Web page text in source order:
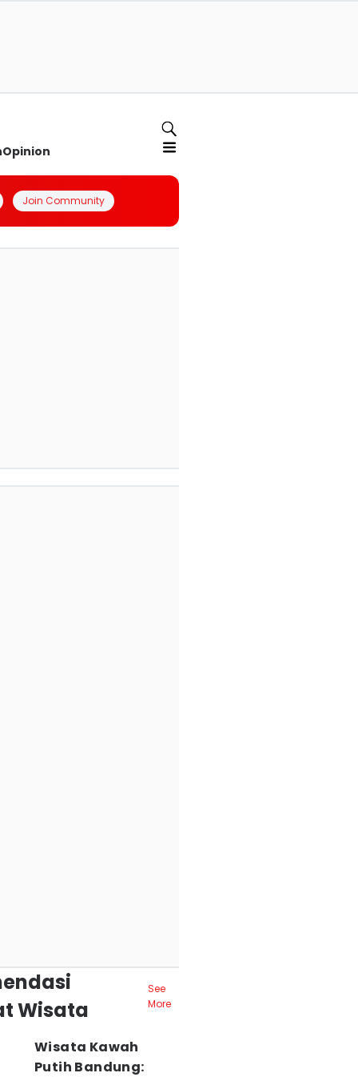
Opinion
Join Community
Wisata
See
More
Wisata Kawah
Putih Bandung: